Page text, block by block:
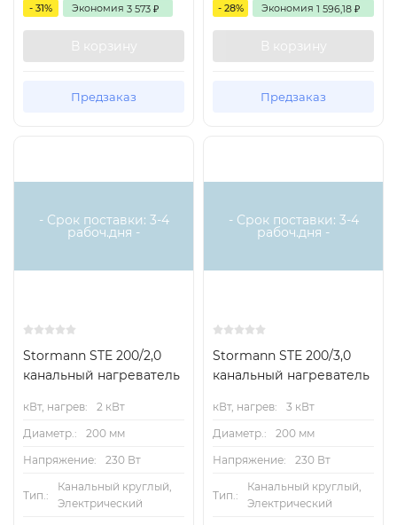
- 31% Экономия 3 573 ₽
В корзину
Предзаказ
- 28% Экономия 1 596,18 ₽
В корзину
Предзаказ
- Срок поставки: 3-4
рабоч.дня -
Stormann STE 200/2,0
канальный нагреватель
кВт, нагрев:
2 кВт
Диаметр.:
200 мм
Напряжение:
230 Вт
Тип.:
Канальный круглый,
Электрический
- Срок поставки: 3-4
рабоч.дня -
Stormann STE 200/3,0
канальный нагреватель
кВт, нагрев:
3 кВт
Диаметр.:
200 мм
Напряжение:
230 Вт
Тип.:
Канальный круглый,
Электрический